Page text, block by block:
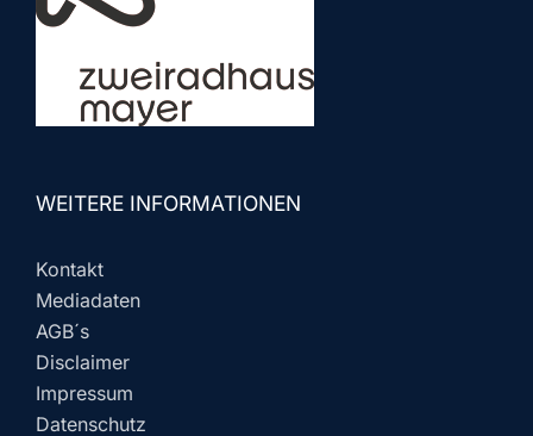
WEITERE INFORMATIONEN
Kontakt
Mediadaten
AGB´s
Disclaimer
Impressum
Datenschutz